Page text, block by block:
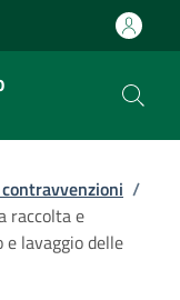
/
raccolta e
lavaggio delle